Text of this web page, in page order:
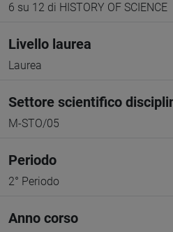
6 su 12 di HISTORY OF SCIENCE
Livello laurea
Laurea
Settore scientifico
M-STO/05
Periodo
2° Periodo
Anno corso